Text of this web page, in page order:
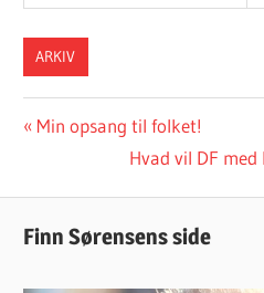
ARKIV
Indlægsnavigation
Previous
Min opsang til folket!
Next
Hvad vil DF
Finn Sørensens side